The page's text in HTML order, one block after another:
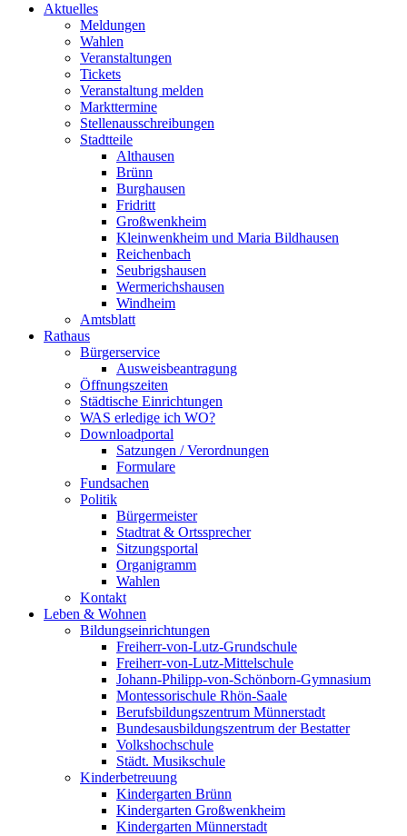
Aktuelles
Meldungen
Wahlen
Veranstaltungen
Tickets
Veranstaltung melden
Markttermine
Stellenausschreibungen
Stadtteile
Althausen
Brünn
Burghausen
Fridritt
Großwenkheim
Kleinwenkheim und Maria Bildhausen
Reichenbach
Seubrigshausen
Wermerichshausen
Windheim
Amtsblatt
Rathaus
Bürgerservice
Ausweisbeantragung
Öffnungszeiten
Städtische Einrichtungen
WAS erledige ich WO?
Downloadportal
Satzungen / Verordnungen
Formulare
Fundsachen
Politik
Bürgermeister
Stadtrat & Ortssprecher
Sitzungsportal
Organigramm
Wahlen
Kontakt
Leben & Wohnen
Bildungseinrichtungen
Freiherr-von-Lutz-Grundschule
Freiherr-von-Lutz-Mittelschule
Johann-Philipp-von-Schönborn-Gymnasium
Montessorischule Rhön-Saale
Berufsbildungszentrum Münnerstadt
Bundesausbildungszentrum der Bestatter
Volkshochschule
Städt. Musikschule
Kinderbetreuung
Kindergarten Brünn
Kindergarten Großwenkheim
Kindergarten Münnerstadt